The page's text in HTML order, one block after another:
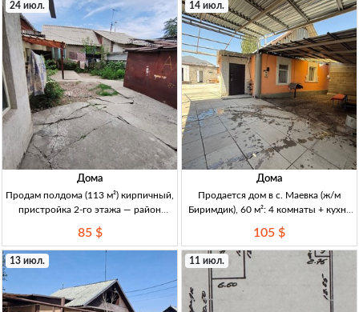
24 июл.
Дома
Продам полдома (113 м²) кирпичный,
пристройка 2-го этажа — район
церковь, Бишкек Полдома (ч. дома) в
Бишкеке, р-н ул. Жибек-Жолу/
Логвиненко (ул. Мичурина), рядом
церковь. Кирпичный
85 $
14 июл.
Дома
Продается дом в с. Маевка (ж/м
Биримдик), 60 м²: 4 комнаты + кухня
вода Дом 60м², 4к+кух+прих,
свет+вода, уч-к 4сот, кр.книга,
состояние норм, дом сухой/теплый,
есть навес.
105 $
13 июл. 11 июл.